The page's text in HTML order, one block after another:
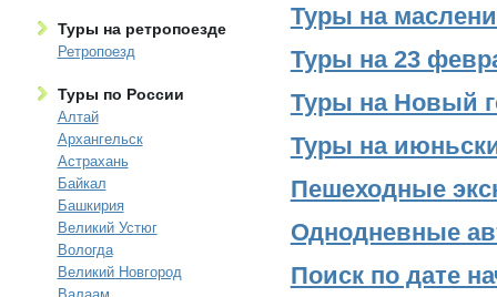
Туры на ретропоезде
Ретропоезд
Туры по России
Алтай
Архангельск
Астрахань
Байкал
Башкирия
Великий Устюг
Вологда
Великий Новгород
Туры на
Туры на 23
Туры на Новый
Туры на
Пешеходные
Однодневные
Поиск по дате